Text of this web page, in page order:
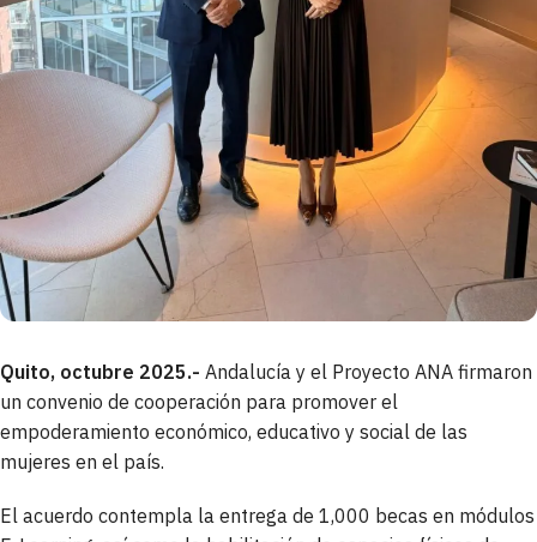
Quito, octubre 2025.- Andalucía y el Proyecto ANA firmaron
un convenio de cooperación para promover el
empoderamiento económico, educativo y social de las
mujeres en el país.
El acuerdo contempla la entrega de 1,000 becas en módulos